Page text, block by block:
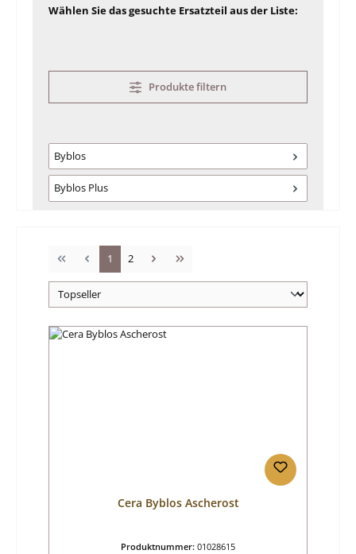
Wählen Sie das gesuchte Ersatzteil aus der Liste:
Produkte filtern
Byblos
Byblos Plus
Seite
1 Seite
2
Cera Byblos Ascherost
Produktnummer: 01028615